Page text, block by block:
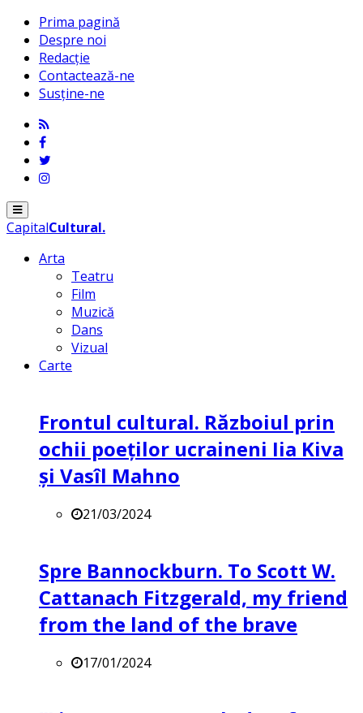
Prima pagină
Despre noi
Redacție
Contactează-ne
Susține-ne
Menu
CapitalCultural.
Arta
Teatru
Film
Muzică
Dans
Vizual
Carte
Frontul cultural. Războiul prin
ochii poeților ucraineni Iia Kiva
și Vasîl Mahno
21/03/2024
Spre Bannockburn. To Scott W.
Cattanach Fitzgerald, my friend
from the land of the brave
17/01/2024